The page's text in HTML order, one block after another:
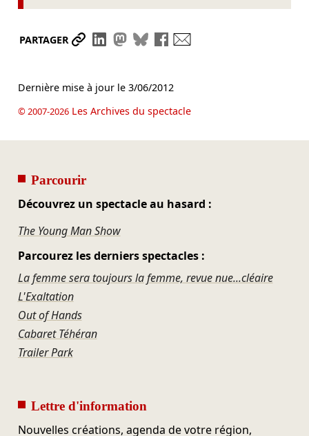
PARTAGER Partager le lien
Partager sur LinkedIn
Partager sur Mastodon
Partager sur Bluesky
Partager sur Facebook
Dernière mise à jour le 3/06/2012
© 2007-2026Les Archives du spectacle
Parcourir
Découvrez un spectacle au hasard :
The Young Man Show
Parcourez les derniers spectacles :
La femme sera toujours la femme, revue nue...cléaire
L'Exaltation
Out of Hands
Cabaret Téhéran
Trailer Park
Lettre d'information
Nouvelles créations, agenda de votre région,